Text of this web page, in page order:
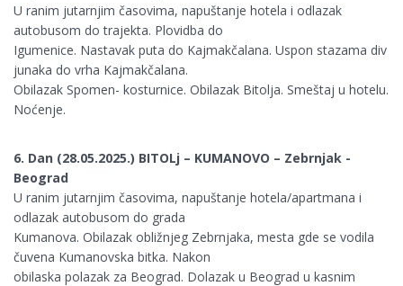
U ranim jutarnjim časovima, napuštanje hotela i odlazak
autobusom do trajekta. Plovidba do
Igumenice. Nastavak puta do Kajmakčalana. Uspon stazama div
junaka do vrha Kajmakčalana.
Obilazak Spomen- kosturnice. Obilazak Bitolja. Smeštaj u hotelu.
Noćenje.
6. Dan (28.05.2025.) BITOLj – KUMANOVO – Zebrnjak -
Beograd
U ranim jutarnjim časovima, napuštanje hotela/apartmana i
odlazak autobusom do grada
Kumanova. Obilazak obližnjeg Zebrnjaka, mesta gde se vodila
čuvena Kumanovska bitka. Nakon
obilaska polazak za Beograd. Dolazak u Beograd u kasnim